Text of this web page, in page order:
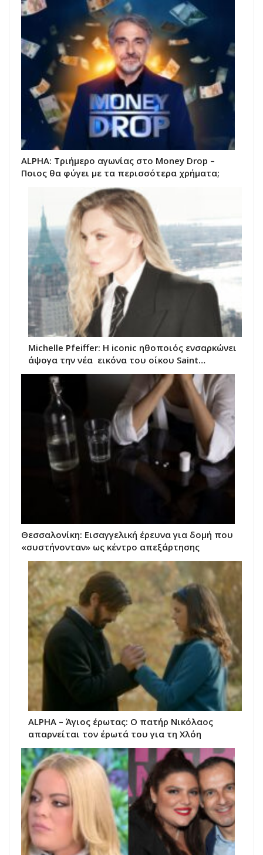
ALPHA: Τριήμερο αγωνίας στο Money Drop –
Ποιος θα φύγει με τα περισσότερα χρήματα;
Michelle Pfeiffer: Η iconic ηθοποιός ενσαρκώνει
άψογα την νέα εικόνα του oίκου Saint…
Θεσσαλονίκη: Εισαγγελική έρευνα για δομή που
«συστήνονταν» ως κέντρο απεξάρτησης
ALPHA – Άγιος έρωτας: Ο πατήρ Νικόλαος
απαρνείται τον έρωτά του για τη Χλόη